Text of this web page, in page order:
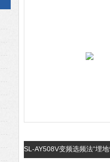
SL-AY508V变频选频法“埋